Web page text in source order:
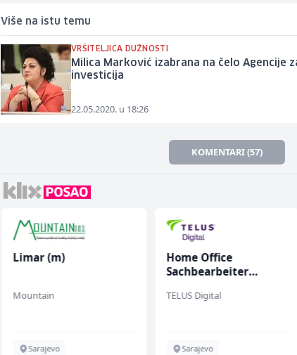
Više na istu temu
VRŠITELJICA DUŽNOSTI
Milica Marković izabrana na čelo Agencije
investicija
22.05.2020. u 18:26
KOMENTARI (57)
Limar (m)
Mountain
Sarajevo
Home Office
Sachbearbeiter
bekannten deutschen
TELUS Digital
Sarajevo